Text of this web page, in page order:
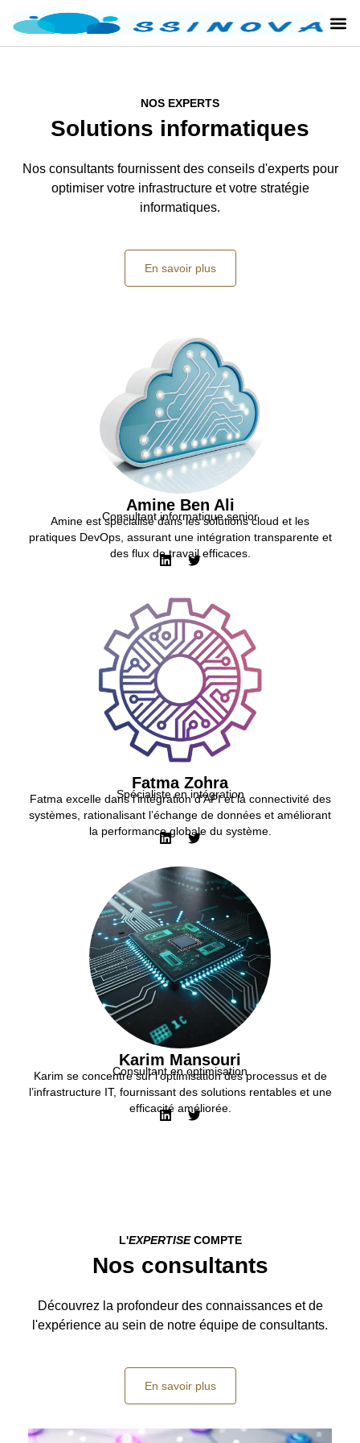
NOS EXPERTS
Solutions informatiques
Nos consultants fournissent des conseils d'experts pour
optimiser votre infrastructure et votre stratégie
informatiques.
En savoir plus
Amine Ben Ali
Consultant informatique senior
Amine est spécialisé dans les solutions cloud et les
pratiques DevOps, assurant une intégration transparente et
des flux de travail efficaces.
Fatma Zohra
Spécialiste en intégration
Fatma excelle dans l’intégration d’API et la connectivité des
systèmes, rationalisant l’échange de données et améliorant
la performance globale du système.
Karim Mansouri
Consultant en optimisation
Karim se concentre sur l’optimisation des processus et de
l’infrastructure IT, fournissant des solutions rentables et une
efficacité améliorée.
L'EXPERTISECOMPTE
Nos consultants
Découvrez la profondeur des connaissances et de
l'expérience au sein de notre équipe de consultants.
En savoir plus